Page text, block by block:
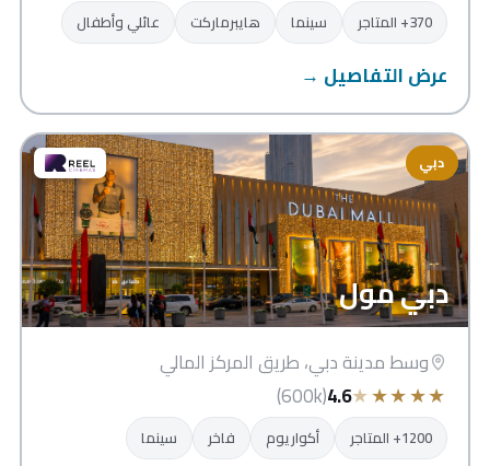
370+ المتاجر سينما هايبرماركت عائلي وأطفال
عرض التفاصيل →
دبي
دبي مول
وسط مدينة دبي، طريق المركز المالي
★
★
★
★
★
4.6
(600k)
1200+ المتاجر أكواريوم فاخر سينما